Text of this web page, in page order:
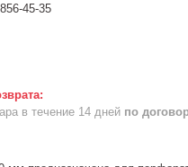
45-35
в течение 14 дней по